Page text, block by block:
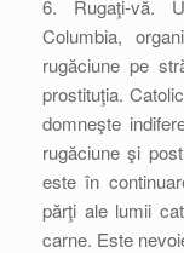
6. Rugaţi-vă.
Columbia,
rugăciune pe
prostituţia.
domneşte
rugăciune şi
este în
părţi ale lumii
carne. Este